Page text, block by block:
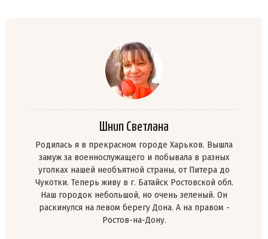
Шнип Светлана
Родилась я в прекрасном городе Харьков. Вышла
замуж за военнослужащего и побывала в разных
уголках нашей необъятной страны, от Питера до
Чукотки. Теперь живу в г. Батайск Ростовской обл.
Наш городок небольшой, но очень зеленый. Он
раскинулся на левом берегу Дона. А на правом -
Ростов-на-Дону.